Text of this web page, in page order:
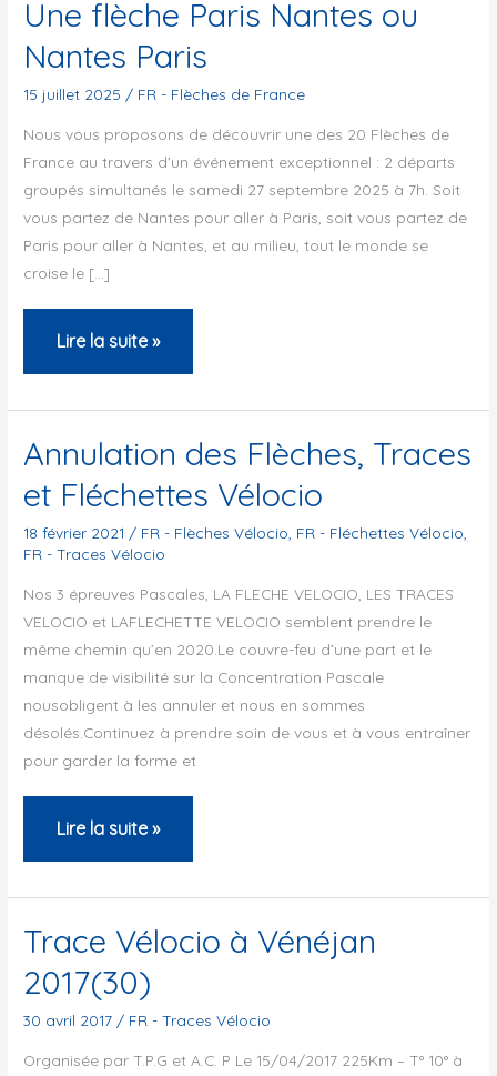
Une flèche Paris Nantes ou
Nantes Paris
15 juillet 2025 / FR - Flèches de France
Nous vous proposons de découvrir une des 20 Flèches de
France au travers d’un événement exceptionnel : 2 départs
groupés simultanés le samedi 27 septembre 2025 à 7h. Soit
vous partez de Nantes pour aller à Paris, soit vous partez de
Paris pour aller à Nantes, et au milieu, tout le monde se
croise le […]
Une
flèche
Paris
Nantes
ou
Nantes
Paris
Lire la suite »
Annulation des Flèches, Traces
et Fléchettes Vélocio
18 février 2021 / FR - Flèches Vélocio FR - Fléchettes Vélocio
FR - Traces Vélocio
Nos 3 épreuves Pascales, LA FLECHE VELOCIO, LES TRACES
VELOCIO et LAFLECHETTE VELOCIO semblent prendre le
même chemin qu’en 2020.Le couvre-feu d’une part et le
manque de visibilité sur la Concentration Pascale
nousobligent à les annuler et nous en sommes
désolés.Continuez à prendre soin de vous et à vous entraîner
pour garder la forme et
Annulation
des
Flèches,
et
Fléchettes
Vélocio
Lire la suite »
Trace Vélocio à Vénéjan
2017(30)
30 avril 2017 / FR - Traces Vélocio
Organisée par T.P.G et A.C. P Le 15/04/2017 225Km – T° 10° à